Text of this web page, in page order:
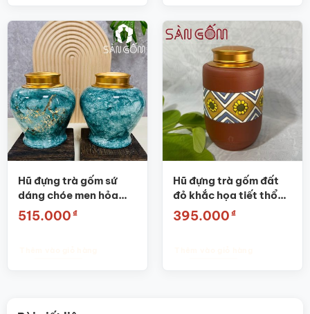
Hũ đựng trà gốm sứ
dáng chóe men hỏa
biến thiên xanh dương
họa tiết nhánh đào
515.000 ₫
Hũ đựng trà gốm đất
đỏ khắc họa tiết thổ
cẩm SG-BĐT49
395.000 ₫